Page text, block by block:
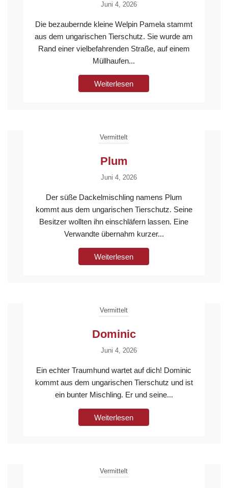
Juni 4, 2026
Die bezaubernde kleine Welpin Pamela stammt
aus dem ungarischen Tierschutz. Sie wurde am
Rand einer vielbefahrenden Straße, auf einem
Müllhaufen...
Weiterlesen
Vermittelt
Plum
Juni 4, 2026
Der süße Dackelmischling namens Plum
kommt aus dem ungarischen Tierschutz. Seine
Besitzer wollten ihn einschläfern lassen. Eine
Verwandte übernahm kurzer...
Weiterlesen
Vermittelt
Dominic
Juni 4, 2026
Ein echter Traumhund wartet auf dich! Dominic
kommt aus dem ungarischen Tierschutz und ist
ein bunter Mischling. Er und seine...
Weiterlesen
Vermittelt